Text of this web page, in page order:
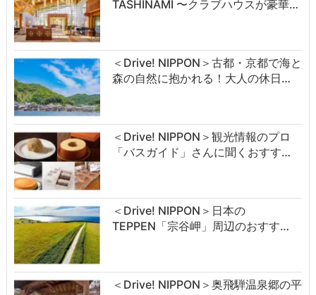
TASHINAMI 〜クラブハウスが豪華…
＜Drive! NIPPON＞古都・京都で海と
森の自然に抱かれる！大人の休日…
＜Drive! NIPPON＞観光情報のプロ
「バスガイド」さんに聞くおすす…
＜Drive! NIPPON＞日本の
TEPPEN「宗谷岬」周辺のおすす…
＜Drive! NIPPON＞奥飛騨温泉郷の平